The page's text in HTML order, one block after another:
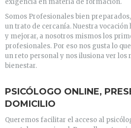
Somos Profesionales bien
un trato de cercanía. Nuestra
y mejorar, a nosotros mismos los
profesionales. Por eso nos gusta lo
un reto personal y nos ilusiona ver los
bienestar.
PSICÓLOGO ONLINE,
DOMICILIO
Queremos facilitar el acceso al